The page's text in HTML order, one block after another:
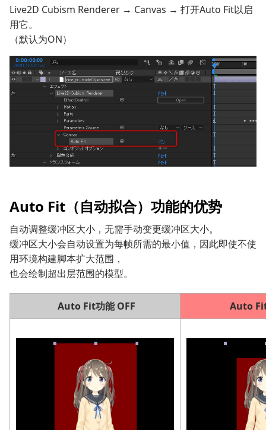
Live2D Cubism Renderer → Canvas → 打开Auto Fit以启
用它。
（默认为ON）
Auto Fit（自动拟合）功能的优势
自动调整缓冲区大小，无需手动变更缓冲区大小。
缓冲区大小会自动设置为每帧所需的最小值，因此即使不使
用环境构建脚本扩大范围，
也会绘制超出层范围的模型。
Auto Fit功能 OFF Auto